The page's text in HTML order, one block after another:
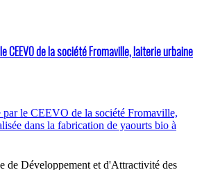
CEEVO de la société Fromaville, laiterie urbaine
de Développement et d'Attractivité des